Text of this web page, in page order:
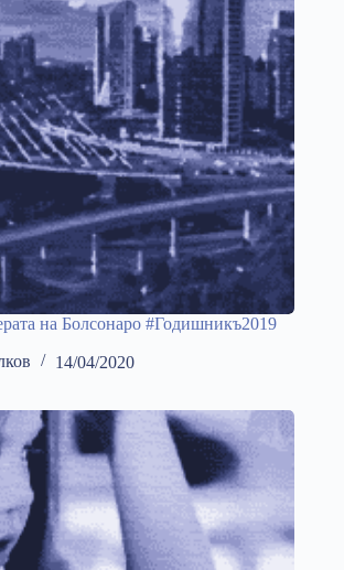
на Болсонаро #Годишникъ2019
14/04/2020